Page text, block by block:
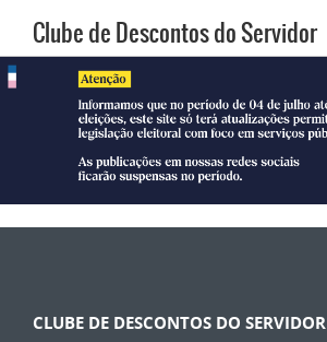
Clube de Descontos do Servidor
CLUBE DE DESCONTOS DO SERVIDOR